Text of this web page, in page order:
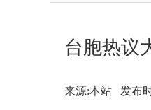
台胞热议
来源:本站 发布